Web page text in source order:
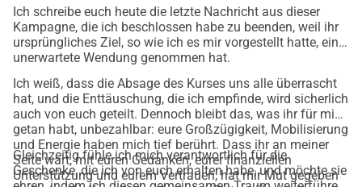
Kapitels in meinem Leben stehe und es ist vielleicht kein
Zufall, dass bald auch mein Geburtstag ansteht.
Jetzt ist mein größter Wunsch, dem Ruf zu folgen, mehr zur
Gemeinschaft beizutragen, indem ich gebärende Frauen,
Babys und junge Familien unterstütze.
Gerade jetzt hat sich mir eine einzigartige, einmalige
Gelegenheit geboten, an einem außergewöhnlichen Kurs
Illuminated Wise Woman teilzunehmen, einem
tiefgreifenden und transformierenden Programm, das mir
Ich schreibe euch heute die letzte Nachricht aus dieser
Kampagne, die ich beschlossen habe zu beenden, weil ihr
ursprüngliches Ziel, so wie ich es mir vorgestellt hatte, eine
unerwartete Wendung genommen hat.
Ich weiß, dass die Absage des Kurses uns alle überrascht
hat, und die Enttäuschung, die ich empfinde, wird sicherlich
auch von euch geteilt. Dennoch bleibt das, was ihr für mich
getan habt, unbezahlbar: eure Großzügigkeit, Mobilisierung
und Energie haben mich tief berührt. Dass ihr an meiner
Seite wart, mit euren Gedanken, eurer finanziellen
Unterstützung und eurem Vertrauen, hat mir Mut gegeben
Gleichzeitig fühle ich mich verantwortlich für die
Geschenke, die ich von euch erhalten habe, und möchte sie